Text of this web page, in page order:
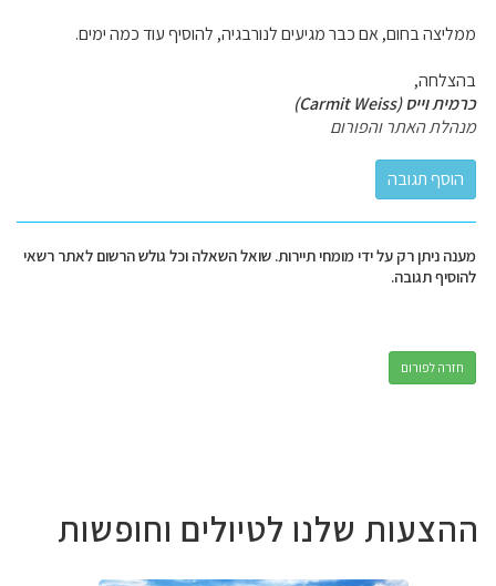
ממליצה בחום, אם כבר מגיעים לנורבגיה, להוסיף עוד כמה ימים.
בהצלחה,
כרמית וייס (Carmit Weiss)
מנהלת האתר והפורום
מענה ניתן רק על ידי מומחי תיירות. שואל השאלה וכל גולש הרשום לאתר רשאי
להוסיף תגובה.
חזרה לפורום
ההצעות שלנו לטיולים וחופשות